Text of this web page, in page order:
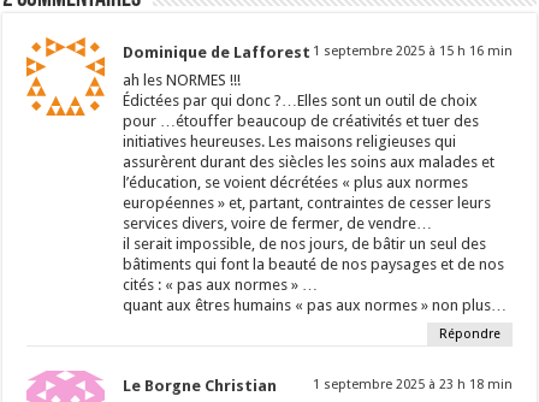
Dominique de Lafforest 1 septembre 2025 à 15 h 16 min
ah les NORMES !!!
Édictées par qui donc ?…Elles sont un outil de choix
pour …étouffer beaucoup de créativités et tuer des
initiatives heureuses. Les maisons religieuses qui
assurèrent durant des siècles les soins aux malades et
l’éducation, se voient décrétées « plus aux normes
européennes » et, partant, contraintes de cesser leurs
services divers, voire de fermer, de vendre…
il serait impossible, de nos jours, de bâtir un seul des
bâtiments qui font la beauté de nos paysages et de nos
cités : « pas aux normes » …
quant aux êtres humains « pas aux normes » non plus…
Répondre
Le Borgne Christian 1 septembre 2025 à 23 h 18 min